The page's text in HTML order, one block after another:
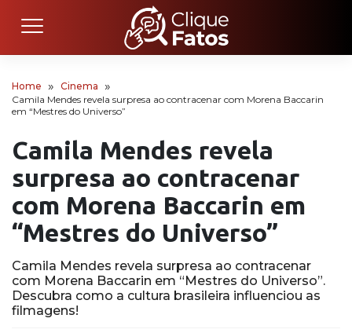
Home
Cinema
Camila Mendes revela surpresa ao contracenar com Morena Baccarin
em “Mestres do Universo”
Camila Mendes revela
surpresa ao contracenar
com Morena Baccarin em
“Mestres do Universo”
Camila Mendes revela surpresa ao contracenar
com Morena Baccarin em “Mestres do Universo”.
Descubra como a cultura brasileira influenciou as
filmagens!